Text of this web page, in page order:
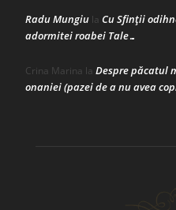
Radu Mungiu la Cu Sfinții
adormitei roabei Tale…
Crina Marina la Despre păcatul
onaniei (pazei de a nu avea